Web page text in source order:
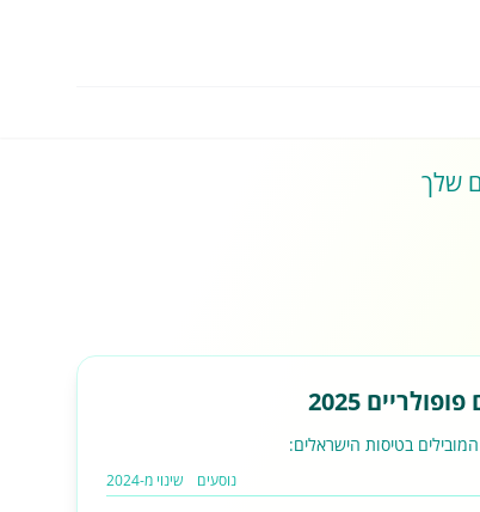
שלך
2025
בטיסות הישראלים:
נוסעים שינוי מ-2024